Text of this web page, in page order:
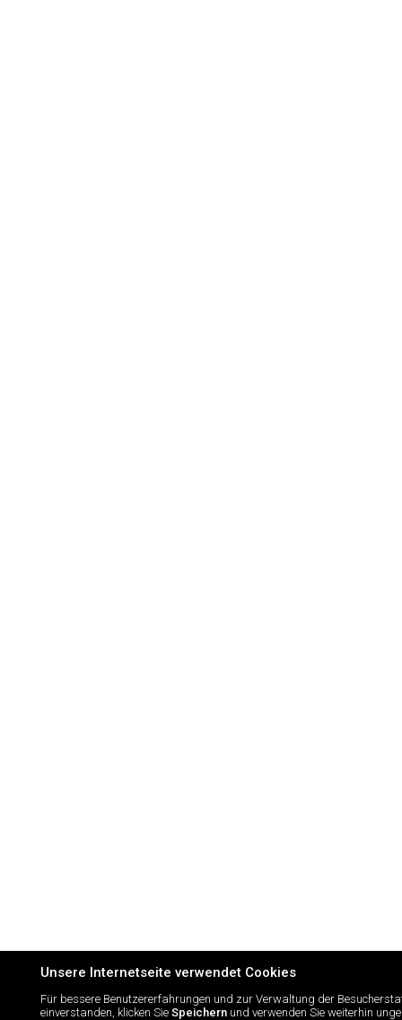
Unsere Internetseite verwendet Cookies
Für bessere Benutzererfahrungen und zur Verwaltung der
einverstanden, klicken SieSpeichern und verwenden Sie weiterhin